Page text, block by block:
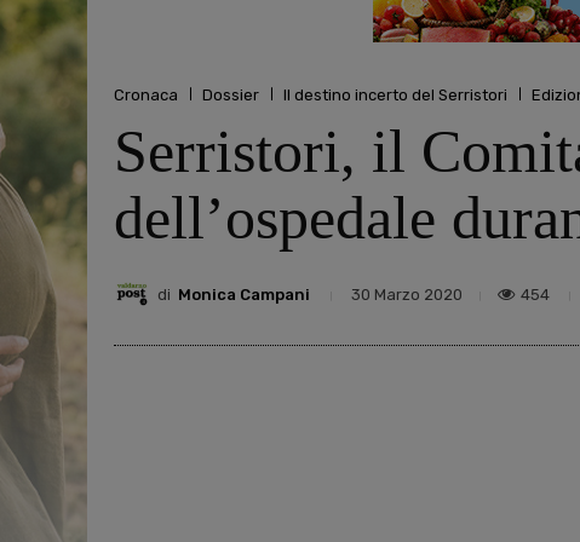
Cronaca Dossier Il destino incerto del Serristori
Serristori, il
dell’ospedale
di Monica Campani 30 Marzo 2020 454